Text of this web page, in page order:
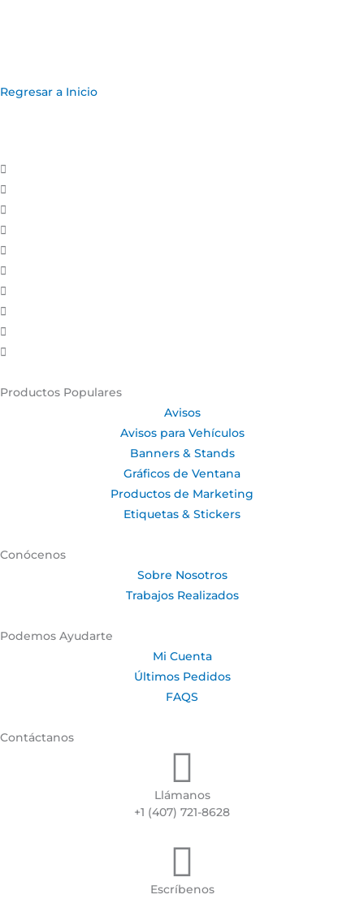
Regresar a Inicio
Productos Populares
Avisos
Avisos para Vehículos
Banners & Stands
Gráficos de Ventana
Productos de Marketing
Etiquetas & Stickers
Conócenos
Sobre Nosotros
Trabajos Realizados
Podemos Ayudarte
Mi Cuenta
Últimos Pedidos
FAQS
Contáctanos
Llámanos
+1 (407) 721-8628
Escríbenos